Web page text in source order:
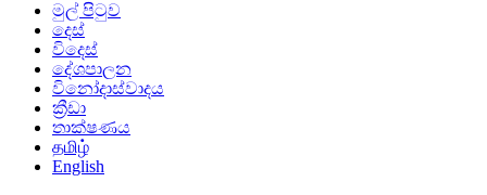
මුල් පිටුව
දෙස්
විදෙස්
දේශපාලන
විනෝදාස්වාදය
ක්‍රීඩා
තාක්ෂණය
தமிழ்
English